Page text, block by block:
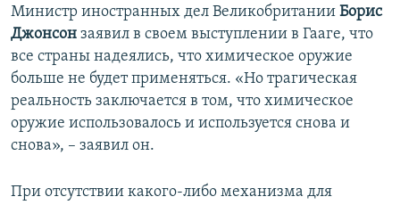
Министр иностранных дел Великобритании Борис
Джонсон заявил в своем выступлении в Гааге, что
все страны надеялись, что химическое оружие
больше не будет применяться. «Но трагическая
реальность заключается в том, что химическое
оружие использовалось и используется снова и
снова», – заявил он.
При отсутствии какого-либо механизма для